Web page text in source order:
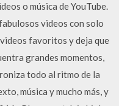
o música de YouTube.
videos con solo
favoritos y deja que
grandes momentos,
todo al ritmo de la
música y mucho más, y